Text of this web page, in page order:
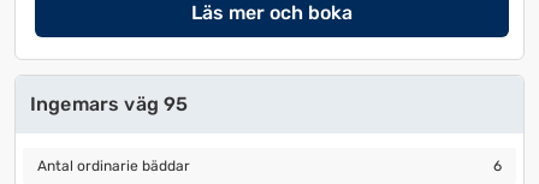
Läs mer och boka
Ingemars väg 95
Antal ordinarie bäddar
Antal ordinarie bäddar 6